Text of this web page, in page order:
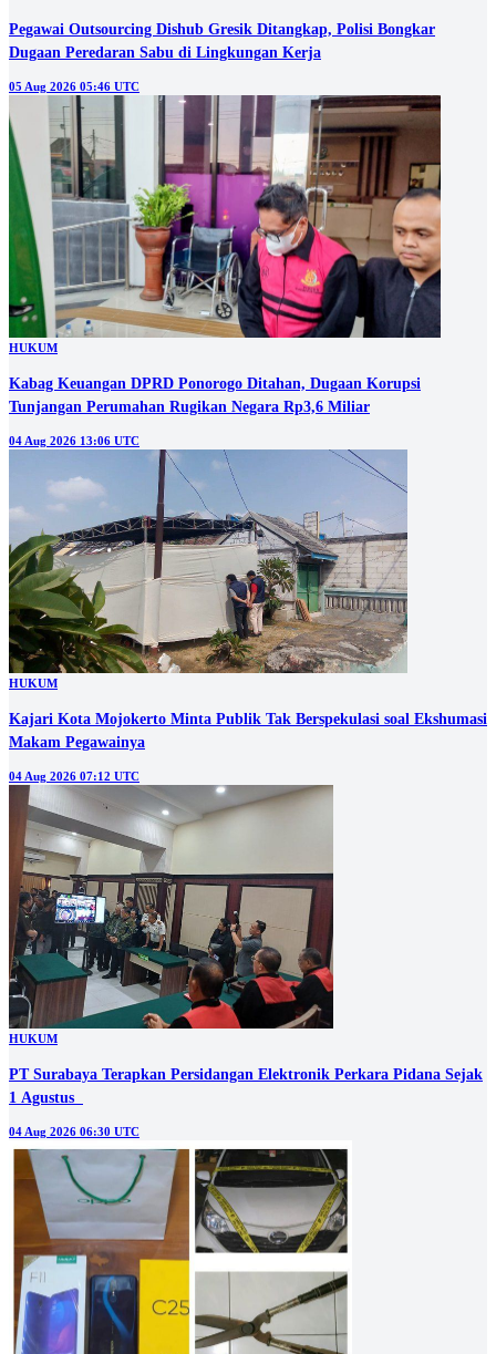
Pegawai Outsourcing Dishub Gresik Ditangkap, Polisi Bongkar
Dugaan Peredaran Sabu di Lingkungan Kerja
05 Aug 2026 05:46 UTC
HUKUM
Kabag Keuangan DPRD Ponorogo Ditahan, Dugaan Korupsi
Tunjangan Perumahan Rugikan Negara Rp3,6 Miliar
04 Aug 2026 13:06 UTC
HUKUM
Kajari Kota Mojokerto Minta Publik Tak Berspekulasi soal Ekshumasi
Makam Pegawainya
04 Aug 2026 07:12 UTC
HUKUM
PT Surabaya Terapkan Persidangan Elektronik Perkara Pidana Sejak
1 Agustus
04 Aug 2026 06:30 UTC